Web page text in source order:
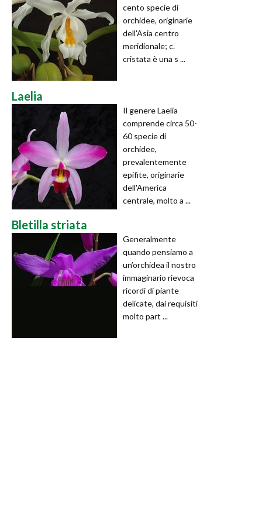
cento specie di
orchidee, originarie
dell'Asia centro
meridionale; c.
cristata è una s ...
Laelia
Il genere Laelia
comprende circa 50-
60 specie di
orchidee,
prevalentemente
epifite, originarie
dell'America
centrale, molto a ...
Bletilla striata
Generalmente
quando pensiamo a
un’orchidea il nostro
immaginario rievoca
ricordi di piante
delicate, dai requisiti
molto part ...